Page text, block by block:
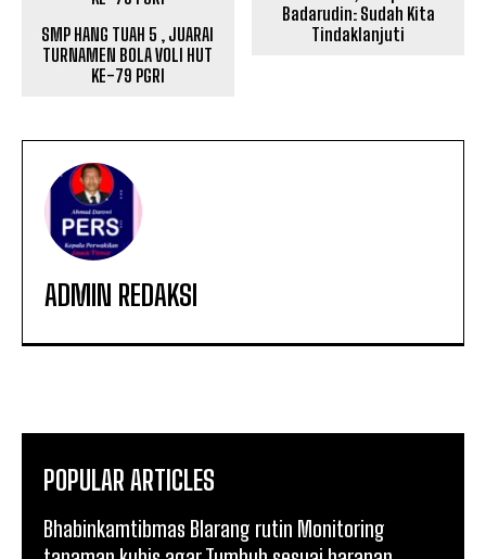
SMP HANG TUAH 5 , JUARAI
TURNAMEN BOLA VOLI HUT
KE-79 PGRI
Badarudin: Sudah Kita
Tindaklanjuti
ADMIN REDAKSI
POPULAR ARTICLES
Bhabinkamtibmas Blarang rutin Monitoring